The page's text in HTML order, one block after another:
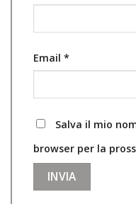
Email *
Salva il mio
browser per la